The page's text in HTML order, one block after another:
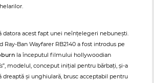
datora acest fapt unei neînțelegeri nebunești.
Ray-Ban Wayfarer RB2140 a fost introdus pe
la începutul filmului hollywoodian
”, modelul, conceput inițial pentru bărbați, și-a
dreaptă și unghiulară, brusc acceptabil pentru